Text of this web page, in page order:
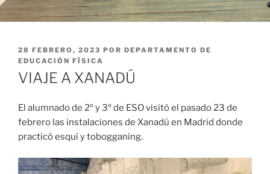
PUBLICADO
EL
28 FEBRERO, 2023 POR DEPARTAMENTO DE
EDUCACIÓN FÏSICA
VIAJE A XANADÚ
El alumnado de 2º y 3º de ESO visitó el pasado 23 de
febrero las instalaciones de Xanadú en Madrid donde
practicó esquí y tobogganing.